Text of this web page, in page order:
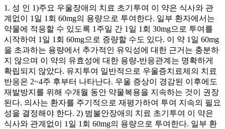
1. 성 인 1)주요 우울장애의 치료 초기투여 이 약은 식사와 관
계없이 1일 1회 60mg의 용량으로 투여한다. 일부 환자에서는
약물에 적응할 수 있도록 1주일 간 1일 1회 30mg으로 투여를
시작하여 1일 1회 60mg으로 증량할 수도 있다. 이 약 1일 60mg
을 초과하는 용량에서 추가적인 유익성에 대한 근거는 충분하
지 않으며 이 약의 유효성에 대한 용량-반응관계는 명확하게
확립되지 않았다. 유지투여 일반적으로 우울증치료제의 치료
반응은 2~4주 후부터 나타난다. 우울 증상이 경감된 이후에도
재발방지를 위해 수개월 동안 약물복용을 지속하는 것이 권장
된다. 의사는 환자를 주기적으로 재평가하여 투여 지속의 필요
성을 결정해야 한다. 2) 범불안장애의 치료 초기투여 이 약은
식사와 관계없이 1일 1회 60mg의 용량으로 투여한다. 일부 환